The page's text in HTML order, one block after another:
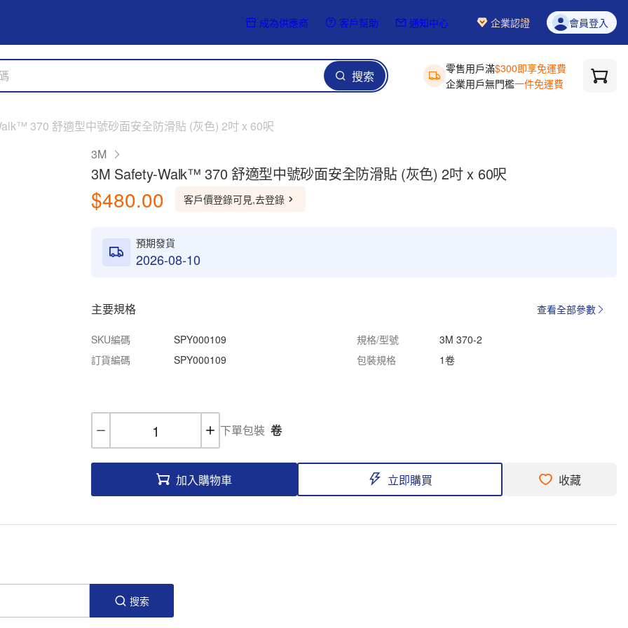
成為供應商 客戶幫助 通知中心 企業認證 會員登入
搜索 零售用戶滿$300即享免運費
企業用戶無門檻一件免運費
370 舒適型中號砂面安全防滑貼 (灰色) 2吋 x 60呎
3M
3M Safety-Walk™ 370 舒適型中號砂面安全防滑貼 (灰色) 2吋 x 60呎
$480.00 客戶價登錄可見,去登錄
預期發貨
2026-08-10
主要規格 查看全部參數
SKU編碼 SPY000109 規格/型號
3M 370-2
訂貨編碼
SPY000109 包裝規格 1卷
下單包裝 卷
加入購物車 立即購買 收藏
搜索